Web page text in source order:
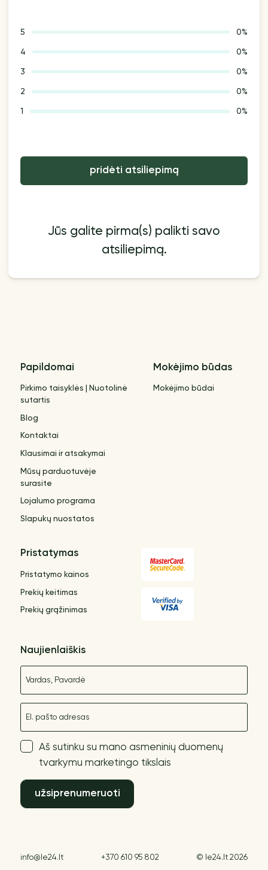
5 0%
4 0%
3 0%
2 0%
1 0%
pridėti atsiliepimą
Jūs galite pirma(s) palikti savo
atsiliepimą.
Papildomai
Pirkimo taisyklės | Nuotolinė
sutartis
Blog
Kontaktai
Klausimai ir atsakymai
Mūsų parduotuvėje
surasite
Lojalumo programa
Slapukų nuostatos
Mokėjimo būdas
Mokėjimo būdai
Pristatymas
Pristatymo kainos
Prekių keitimas
Prekių grąžinimas
Naujienlaiškis
Aš sutinku su mano asmeninių duomenų
tvarkymu marketingo tikslais
užsiprenumeruoti
info@le24.lt +370 610 95 802 © le24.lt 2026